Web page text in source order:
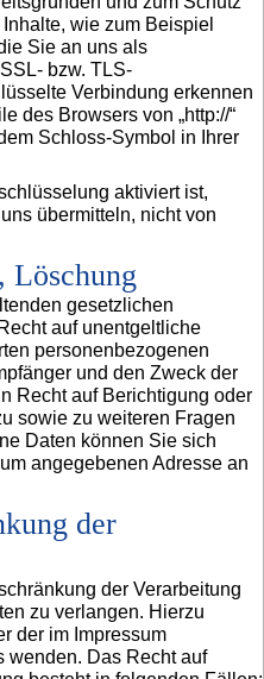
wie zum Beispiel
Sie an uns als
bzw. TLS-
Verbindung erkennen
des Browsers von „http://“
Schloss-Symbol in Ihrer
aktiviert ist,
übermitteln, nicht von
Löschung
gesetzlichen
auf unentgeltliche
personenbezogenen
und den Zweck der
Recht auf Berichtigung oder
sowie zu weiteren Fragen
Daten können Sie sich
angegebenen Adresse an
der
der Verarbeitung
zu verlangen. Hierzu
der im Impressum
wenden. Das Recht auf